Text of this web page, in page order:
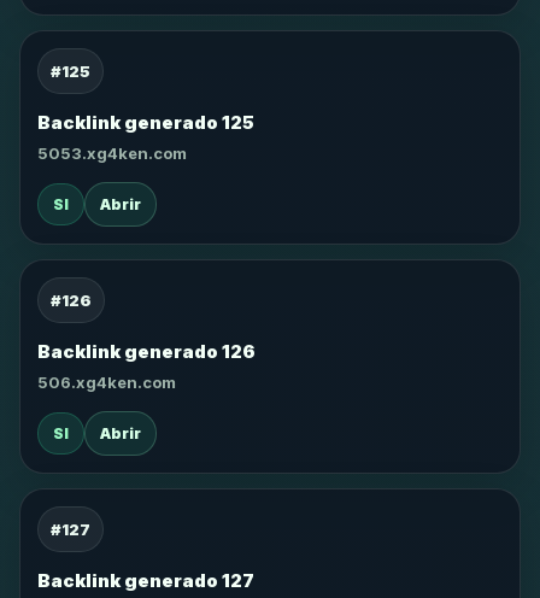
#125
Backlink generado 125
5053.xg4ken.com
SI Abrir
#126
Backlink generado 126
506.xg4ken.com
SI Abrir
#127
Backlink generado 127